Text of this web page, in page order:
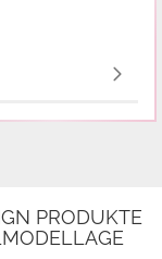
PRODUKTE